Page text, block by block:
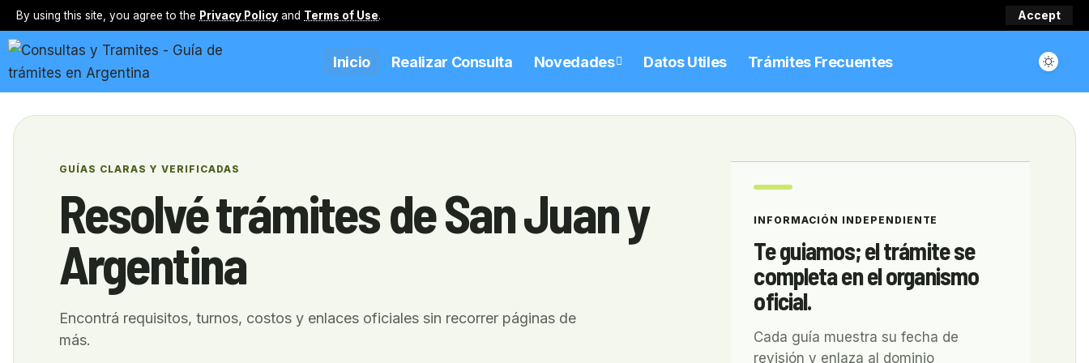
By using this site, you agree to the Privacy Policy and Terms of Use. Accept
Inicio Realizar Consulta Novedades Datos Utiles Trámites Frecuentes
GUÍAS CLARAS Y VERIFICADAS
Resolvé trámites de San Juan y
Argentina
Encontrá requisitos, turnos, costos y enlaces oficiales sin recorrer páginas de
más.
INFORMACIÓN INDEPENDIENTE
Te guiamos; el trámite se
completa en el organismo
oficial.
Cada guía muestra su fecha de
revisión y enlaza al dominio